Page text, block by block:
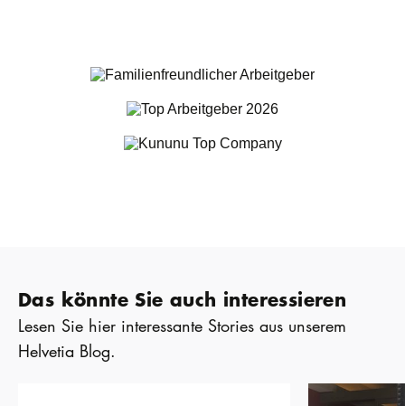
Das könnte Sie auch interessieren
Lesen Sie hier interessante Stories aus unserem
Helvetia Blog.